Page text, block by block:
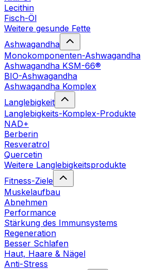
Lecithin
Fisch-Öl
Weitere gesunde Fette
Ashwagandha
Monokomponenten-Ashwagandha
Ashwagandha KSM-66®
BIO-Ashwagandha
Ashwagandha Komplex
Langlebigkeit
Langlebigkeits-Komplex-Produkte
NAD+
Berberin
Resveratrol
Quercetin
Weitere Langlebigkeitsprodukte
Fitness-Ziele
Muskelaufbau
Abnehmen
Performance
Stärkung des Immunsystems
Regeneration
Besser Schlafen
Haut, Haare & Nägel
Anti-Stress